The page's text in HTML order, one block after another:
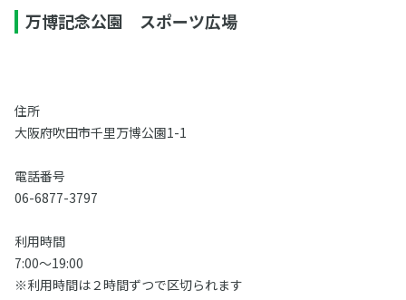
万博記念公園 スポーツ広場
住所
大阪府吹田市千里万博公園1-1
電話番号
06-6877-3797
利用時間
7:00～19:00
※利用時間は２時間ずつで区切られます